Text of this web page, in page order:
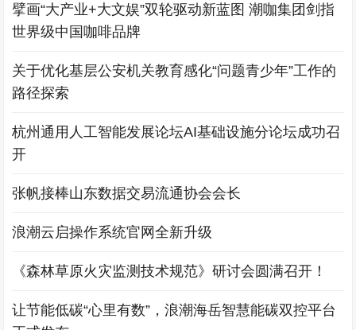
擘画“大产业+大文娱”双轮驱动新蓝图 潮咖集团剑指
世界级中国咖啡品牌
关于优化基层公安机关教育感化“问题青少年”工作的
路径探索
杭州通用人工智能发展论坛AI基础设施分论坛成功召
开
张帆接棒山东数据交易流通协会会长
浪潮云启操作系统官网全新升级
《森林草原火灾监测技术规范》研讨会圆满召开！
让节能低碳“心里有数”，浪潮海岳智慧能碳双控平台